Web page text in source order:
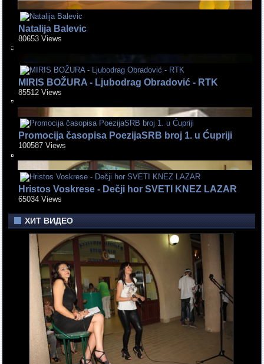
Natalija Balevic
80653 Views
MIRIS BOŽURA - Ljubodrag Obradović - RTK
85512 Views
Promocija časopisa PoezijaSRB broj 1. u Ćupriji
100587 Views
Hristos Voskrese - Dečji hor SVETI KNEZ LAZAR
65034 Views
ХИТ ВИДЕО